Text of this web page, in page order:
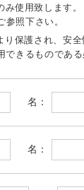
使用致します。
参照下さい。
保護され、安全
きるものである
名：
名：